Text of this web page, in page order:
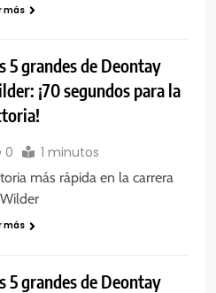
más
5 grandes de Deontay
¡70 segundos para la
0 1 minutos
más rápida en la carrera
más
5 grandes de Deontay